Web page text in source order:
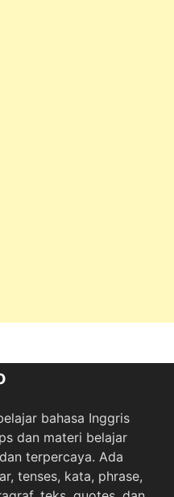
bahasa Inggris
dan materi belajar
terpercaya. Ada
tenses, kata, phrase,